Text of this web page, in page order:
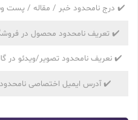
✔️ درج نامحدود خبر / مقاله / پست
✔️تعریف نامحدود محصول در
✔️نعریف نامحدود تصویر/ویدئو در
✔️آدرس ایمیل اختصاصی نامحدود